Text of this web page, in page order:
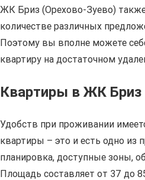
ЖК Бриз (Орехово-Зуево)
количестве различных
Поэтому вы вполне можете
квартиру на достаточном
Квартиры в ЖК Бриз
Удобств при проживании
квартиры – это и есть одно из
планировка, доступные зоны,
Площадь составляет от 37 до